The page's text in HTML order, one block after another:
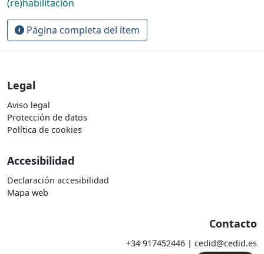
(re)habilitación
Página completa del ítem
Legal
Aviso legal
Protección de datos
Política de cookies
Accesibilidad
Declaración accesibilidad
Mapa web
Contacto
+34 917452446 | cedid@cedid.es